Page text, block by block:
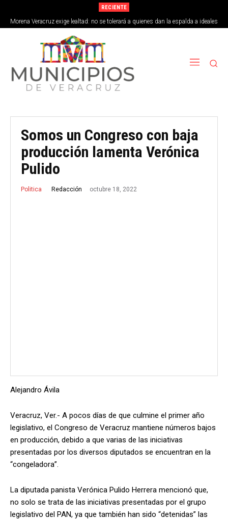
RECIENTE
Morena Veracruz exige lealtad: no se tolerará a quienes dan la espalda a ideales
de la 4T
Somos un Congreso con baja
producción lamenta Verónica
Pulido
Politica Redacción octubre 18, 2022
Alejandro Ávila
Veracruz, Ver.- A pocos días de que culmine el primer año
legislativo, el Congreso de Veracruz mantiene números bajos
en producción, debido a que varias de las iniciativas
presentadas por los diversos diputados se encuentran en la
“congeladora”.
La diputada panista Verónica Pulido Herrera mencionó que,
no solo se trata de las iniciativas presentadas por el grupo
legislativo del PAN, ya que también han sido “detenidas” las